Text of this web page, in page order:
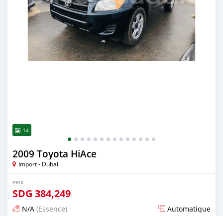
14
2009 Toyota HiAce
Import - Dubai
PRIX
SDG 384,249
N/A (Essence) Automatique